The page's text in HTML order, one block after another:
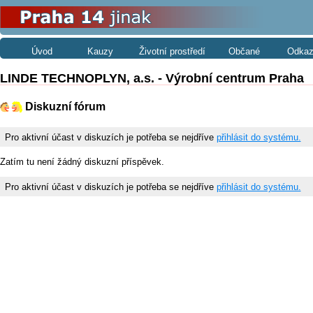
Úvod Kauzy Životní prostředí Občané
LINDE TECHNOPLYN, a.s. - Výrobní centrum Praha
Diskuzní fórum
Pro aktivní účast v diskuzích je potřeba se nejdříve přihlásit do systému.
Zatím tu není žádný diskuzní příspěvek.
Pro aktivní účast v diskuzích je potřeba se nejdříve přihlásit do systému.